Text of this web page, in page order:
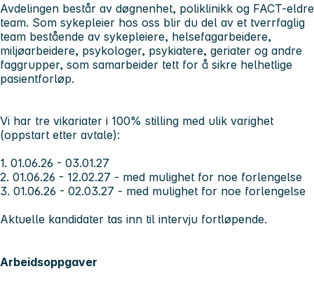
Avdelingen består av døgnenhet, poliklinikk og FACT-eldre
team. Som sykepleier hos oss blir du del av et tverrfaglig
team bestående av sykepleiere, helsefagarbeidere,
miljøarbeidere, psykologer, psykiatere, geriater og andre
faggrupper, som samarbeider tett for å sikre helhetlige
pasientforløp.
Vi har tre vikariater i 100% stilling med ulik varighet
(oppstart etter avtale):
1. 01.06.26 - 03.01.27
2. 01.06.26 - 12.02.27 - med mulighet for noe forlengelse
3. 01.06.26 - 02.03.27 - med mulighet for noe forlengelse
Aktuelle kandidater tas inn til intervju fortløpende.
Arbeidsoppgaver